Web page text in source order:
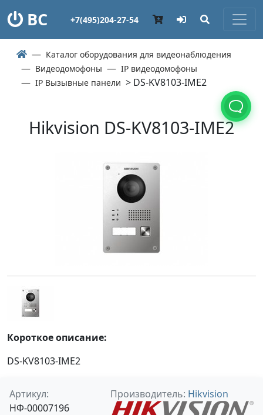
ВС +7(495)204-27-54
Каталог оборудования для видеонаблюдения
Видеодомофоны
IP видеодомофоны
IP Вызывные панели > DS-KV8103-IME2
Hikvision DS-KV8103-IME2
Короткое описание:
DS-KV8103-IME2
Артикул:
НФ-00007196
Производитель: Hikvision